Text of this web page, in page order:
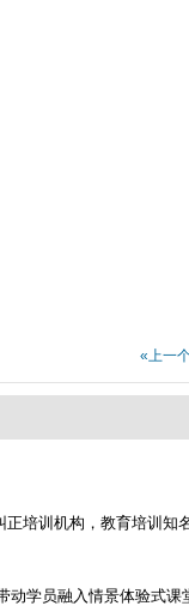
«上一
培训机构，教育培训
动学员融入情景体验式课